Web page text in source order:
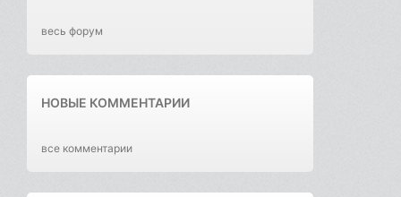
весь форум
НОВЫЕ КОММЕНТАРИИ
все комментарии